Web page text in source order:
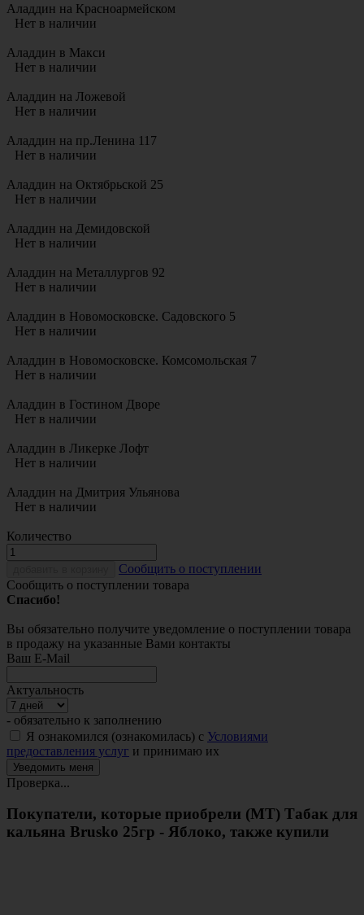
Аладдин на Красноармейском
Нет в наличии
Аладдин в Макси
Нет в наличии
Аладдин на Ложевой
Нет в наличии
Аладдин на пр.Ленина 117
Нет в наличии
Аладдин на Октябрьской 25
Нет в наличии
Аладдин на Демидовской
Нет в наличии
Аладдин на Металлургов 92
Нет в наличии
Аладдин в Новомосковске. Садовского 5
Нет в наличии
Аладдин в Новомосковске. Комсомольская 7
Нет в наличии
Аладдин в Гостином Дворе
Нет в наличии
Аладдин в Ликерке Лофт
Нет в наличии
Аладдин на Дмитрия Ульянова
Нет в наличии
Количество
Cообщить о поступлении
Сообщить о поступлении товара
Спасибо!
Вы обязательно получите уведомление о поступлении товара
в продажу на указанные Вами контакты
Ваш E-Mail
Актуальность
- обязательно к заполнению
Я ознакомился (ознакомилась) с Условиями
предоставления услуг и принимаю их
Проверка...
Покупатели, которые приобрели (МТ) Табак для
кальяна Brusko 25гр - Яблоко, также купили